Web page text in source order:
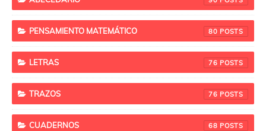
PENSAMIENTO MATEMÁTICO 80
LETRAS 76
TRAZOS 76
CUADERNOS 68